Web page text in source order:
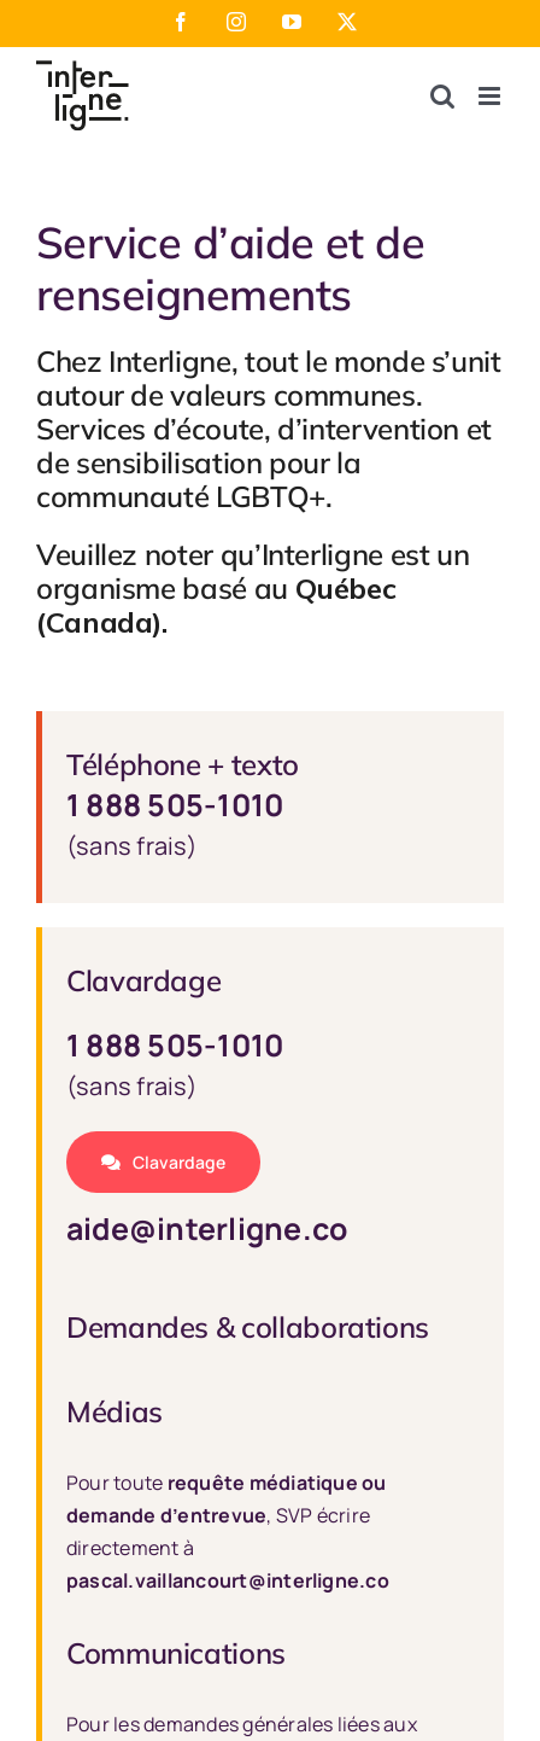
au
contenu
FacebookInstagramYouTube
Service d’aide et de
renseignements
Chez Interligne, tout le monde s’unit
autour de valeurs communes.
Services d’écoute, d’intervention et
de sensibilisation pour la
communauté LGBTQ+.
Veuillez noter qu’Interligne est un
organisme basé au Québec
(Canada).
Téléphone + texto
1 888 505-1010
(sans frais)
Clavardage
1 888 505-1010
(sans frais)
Clavardage
aide@interligne.co
Demandes & collaborations
Médias
Pour toute requête médiatique ou
demande d’entrevue, SVP écrire
directement à
pascal.vaillancourt@interligne.co
Communications
Pour les demandes générales liées aux